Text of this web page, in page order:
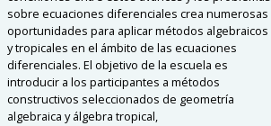
sobre ecuaciones diferenciales crea numerosas
oportunidades para aplicar métodos algebraicos
y tropicales en el ámbito de las ecuaciones
diferenciales.El objetivo de la escuela es
introducir a los participantes a métodos
constructivos seleccionados de geometría
algebraica y álgebra tropical,